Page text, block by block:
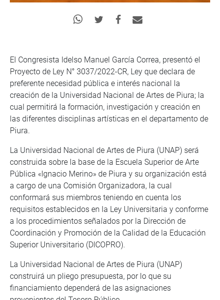
El Congresista Idelso Manuel García Correa, presentó el
Proyecto de Ley N° 3037/2022-CR, Ley que declara de
preferente necesidad pública e interés nacional la
creación de la Universidad Nacional de Artes de Piura; la
cual permitirá la formación, investigación y creación en
las diferentes disciplinas artísticas en el departamento de
Piura.
La Universidad Nacional de Artes de Piura (UNAP) será
construida sobre la base de la Escuela Superior de Arte
Pública «Ignacio Merino» de Piura y su organización está
a cargo de una Comisión Organizadora, la cual
conformará sus miembros teniendo en cuenta los
requisitos establecidos en la Ley Universitaria y conforme
a los procedimientos señalados por la Dirección de
Coordinación y Promoción de la Calidad de la Educación
Superior Universitario (DICOPRO).
La Universidad Nacional de Artes de Piura (UNAP)
construirá un pliego presupuesta, por lo que su
financiamiento dependerá de las asignaciones